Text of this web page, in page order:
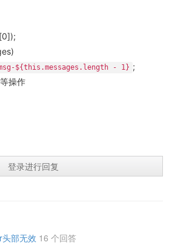
${this.messages.length - 1} ;
操作
登录进行回复
部无效 16 个回答